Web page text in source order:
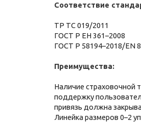
Соответствие
ТР ТС 019/2011
ГОСТ Р ЕН 361–2008
ГОСТ Р 58194–2018/EN
Преимущества:
Наличие страховочной
поддержку
привязь должна
Линейка размеров 0–2